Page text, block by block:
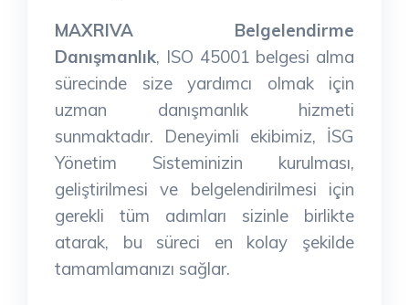
MAXRIVA Belgelendirme
Danışmanlık, ISO 45001 belgesi alma
sürecinde size yardımcı olmak için
uzman danışmanlık hizmeti
sunmaktadır. Deneyimli ekibimiz, İSG
Yönetim Sisteminizin kurulması,
geliştirilmesi ve belgelendirilmesi için
gerekli tüm adımları sizinle birlikte
atarak, bu süreci en kolay şekilde
tamamlamanızı sağlar.